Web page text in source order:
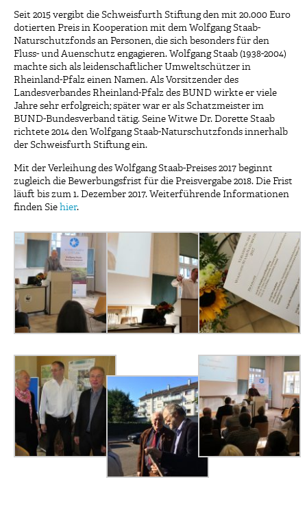
Seit 2015 vergibt die Schweisfurth Stiftung den mit 20.000 Euro
dotierten Preis in Kooperation mit dem Wolfgang Staab-
Naturschutzfonds an Personen, die sich besonders für den
Fluss- und Auenschutz engagieren. Wolfgang Staab (1938-2004)
machte sich als leidenschaftlicher Umweltschützer in
Rheinland-Pfalz einen Namen. Als Vorsitzender des
Landesverbandes Rheinland-Pfalz des BUND wirkte er viele
Jahre sehr erfolgreich; später war er als Schatzmeister im
BUND-Bundesverband tätig. Seine Witwe Dr. Dorette Staab
richtete 2014 den Wolfgang Staab-Naturschutzfonds innerhalb
der Schweisfurth Stiftung ein.
Mit der Verleihung des Wolfgang Staab-Preises 2017 beginnt
zugleich die Bewerbungsfrist für die Preisvergabe 2018. Die Frist
läuft bis zum 1. Dezember 2017. Weiterführende Informationen
finden Sie hier.